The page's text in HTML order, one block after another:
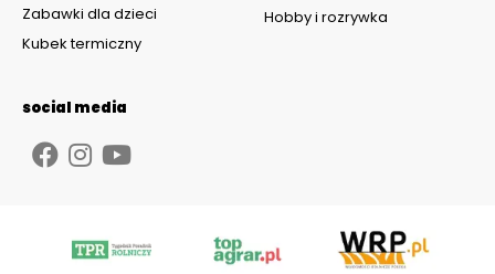
Hobby i rozrywka
Zabawki dla dzieci
Kubek termiczny
social media